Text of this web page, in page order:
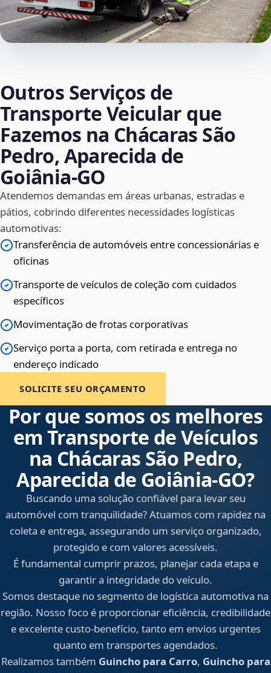
Outros Serviços de
Transporte Veicular que
Fazemos na Chácaras São
Pedro, Aparecida de
Goiânia‑GO
Atendemos demandas em áreas urbanas, estradas e
pátios, cobrindo diferentes necessidades logísticas
automotivas:
Transferência de automóveis entre concessionárias e
oficinas
Transporte de veículos de coleção com cuidados
específicos
Movimentação de frotas corporativas
Serviço porta a porta, com retirada e entrega no
endereço indicado
SOLICITE SEU ORÇAMENTO
Por que somos os melhores
em Transporte de Veículos
na Chácaras São Pedro,
Aparecida de Goiânia‑GO?
Buscando uma solução confiável para levar seu
automóvel com tranquilidade? Atuamos com rapidez na
coleta e entrega, assegurando um serviço organizado,
protegido e com valores acessíveis.
É fundamental cumprir prazos, planejar cada etapa e
garantir a integridade do veículo.
Somos destaque no segmento de logística automotiva na
região. Nosso foco é proporcionar eficiência, credibilidade
e excelente custo-benefício, tanto em envios urgentes
quanto em transportes agendados.
Realizamos também Guincho para Carro, Guincho para